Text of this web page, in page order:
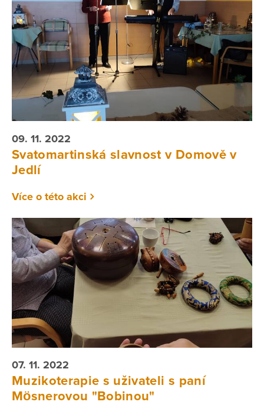
09. 11. 2022
Svatomartinská slavnost v Domově v
Jedlí
Více o této akci
07. 11. 2022
Muzikoterapie s uživateli s paní
Mösnerovou "Bobinou"